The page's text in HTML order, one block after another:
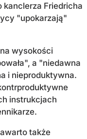
kanclerza Friedricha
"upokarzają"
wysokości
a "niedawna
i nieproduktywna.
instrukcjach
także